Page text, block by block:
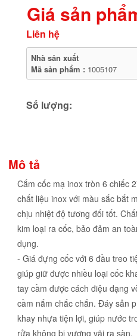
Giá sản
Liên hệ
Nhà sản xuất
Mã sản phẩm : 1005107
Số lượng:
Mô tả
Cắm cốc mạ inox tròn 6 chiếc
chất liệu inox với màu sắc bắt
chịu nhiệt độ tương đối tốt.
kim loại ra cốc, bảo đảm an
dụng.
- Giá đựng cốc với 6 đầu treo
giúp giữ được nhiều loại cốc
tay cầm được cách điệu dạng
cầm nắm chắc chắn. Đáy sản
khay nhựa tiện lợi, giúp nước
rửa không bị vương vãi ra sàn.